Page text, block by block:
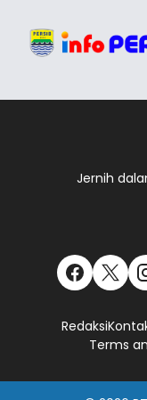
Jernih
Redaksi
Terms